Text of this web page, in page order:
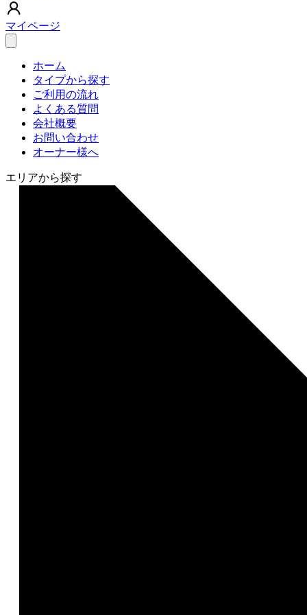
マイページ
ホーム
タイプから探す
ご利用の流れ
よくある質問
会社概要
お問い合わせ
オーナー様へ
エリアから探す